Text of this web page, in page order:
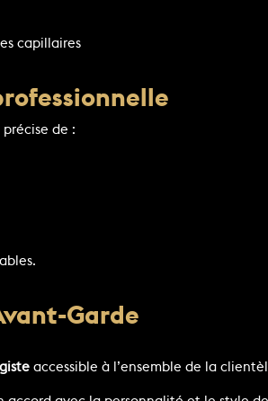
capillaires
de :
Garde
accessible à l’ensemble de la